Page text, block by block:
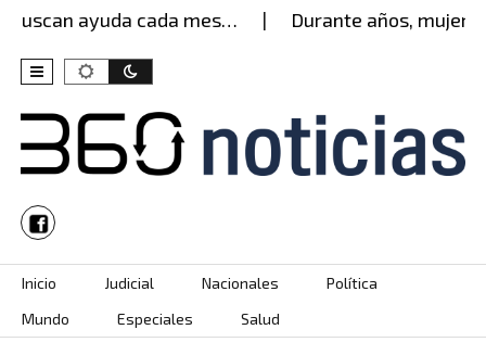
ayuda cada mes… Durante años, mujer
Skip to content
Inicio Judicial Nacionales
Política
Mundo
Especiales Salud